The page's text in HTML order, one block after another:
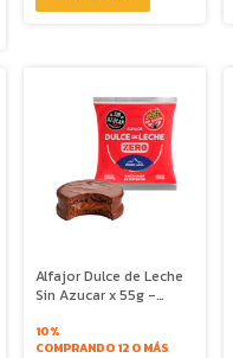
Alfajor Dulce de Leche
Sin Azucar x 55g -
10%
COMPRANDO 12 O MÁS